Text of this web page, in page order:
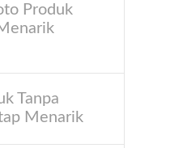
Produk
Tanpa
Menarik